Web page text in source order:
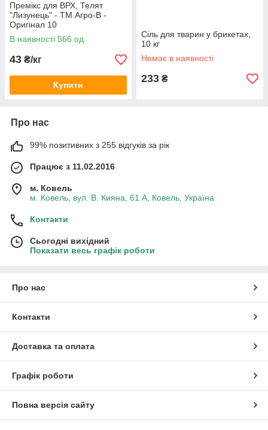
Премікс для ВРХ, Телят
"Лизунець" - ТМ Агро-В -
Оригінал 10
В наявності 566 од.
43 ₴/кг
Купити
Сіль для тварин у брикетах,
10 кг
Немає в наявності
233 ₴
Про нас
99% позитивних з 255 відгуків за рік
Працює з 11.02.2016
м. Ковель
м. Ковель, вул. В. Кияна, 61 А, Ковель, Україна
Контакти
Сьогодні вихідний
Показати весь графік роботи
Про нас
Контакти
Доставка та оплата
Графік роботи
Повна версія сайту